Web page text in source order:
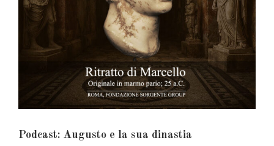
Podcast: Augusto e la sua dinastia